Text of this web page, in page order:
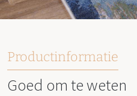
Productinformatie
Goed om te weten